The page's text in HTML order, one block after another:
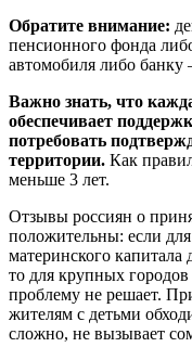
Обратите внимание:
пенсионного фонда
автомобиля либо банку
Важно знать, что
обеспечивает
потребовать
территории. Как
меньше 3 лет.
Отзывы россиян о
положительны: если
материнского капитала
то для крупных
проблему не решает.
жителям с детьми
сложно, не вызывает